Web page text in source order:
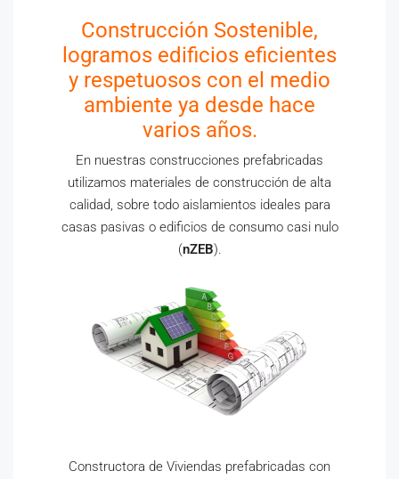
Construcción Sostenible,
logramos edificios eficientes
y respetuosos con el medio
ambiente ya desde hace
varios años.
En nuestras construcciones prefabricadas
utilizamos materiales de construcción de alta
calidad, sobre todo aislamientos ideales para
casas pasivas o edificios de consumo casi nulo
(nZEB).
Constructora de Viviendas prefabricadas con